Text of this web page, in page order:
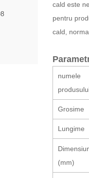
cald este
pentru
cald,
numele
Grosime
Lungime
(mm)